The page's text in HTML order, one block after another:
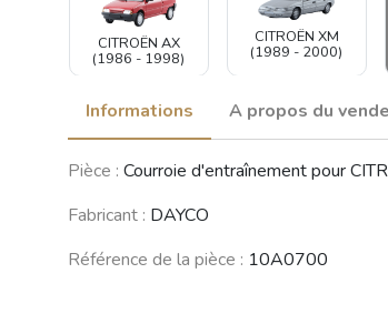
CITROËN AX
(1986 - 1998)
CITROËN XM
(1989 - 2000)
CITROËN ZX CITROËN C25
(1981 - 1994)
Informations A propos du
Pièce : Courroie d'entraînement pour
Fabricant : DAYCO
Référence de la pièce : 10A0700